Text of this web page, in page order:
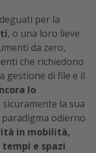
per la
, o una loro lieve
da zero,
che richiedono
gestione di file e il
lo
la sua
odierno
in mobilità,
e spazi